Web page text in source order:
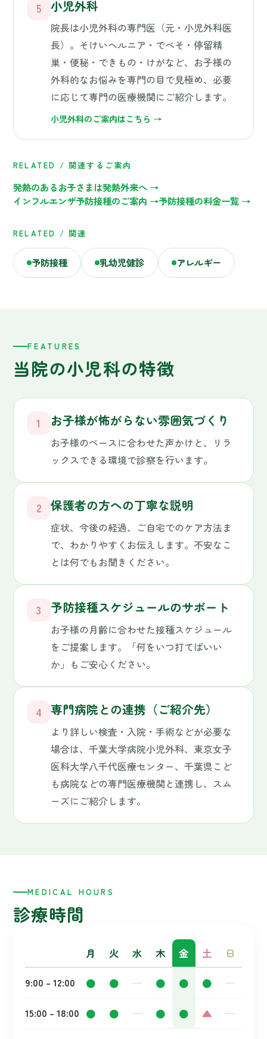
RELATED /関連するご案内
発熱のあるお子さまは発熱外来へ →
インフルエンザ予防接種のご案内 →予防接種の料金一覧 →
RELATED / 関連
予防接種 乳幼児健診 アレルギー
FEATURES
当院の小児科の特徴
1 お子様が怖がらない雰囲気づくり
お子様のペースに合わせた声かけと、リラ
ックスできる環境で診察を行います。
で、わかりやすくお伝えします。不安なこ
とは何でもお聞きください。
お子様の月齢に合わせた接種スケジュール
をご提案します。「何をいつ打てばいい
か」もご安心ください。
4 専門病院との連携（ご紹介先）
場合は、千葉大学病院小児外科、東京女子
医科大学八千代医療センター、千葉県こど
も病院などの専門医療機関と連携し、スム
ーズにご紹介します。
MEDICAL HOURS
診療時間
9:00 – 12:00 ● ● — ● ● ● —
15:00 – 18:00 ● ● — ▲ —
休診日：水曜・日曜・祝日▲ 土曜午後は 14:00〜16:00
お気軽にご相談ください
Web予約はこちら →
☎ 043-486-0200